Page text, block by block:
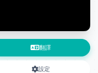
翻譯
設定